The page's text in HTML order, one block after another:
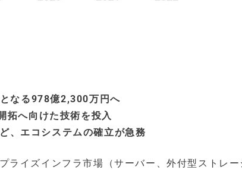
なる978億2,300万円へ
拓へ向けた技術を投入
、エコシステムの確立が急務
イズインフラ市場（サーバー、外付型ストレー